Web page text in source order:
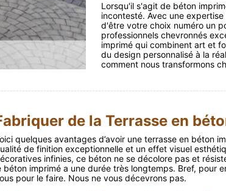
Lorsqu'il s'agit de béton
incontesté. Avec une
d'être votre choix numéro un
professionnels chevronnés
imprimé qui combinent art et
du design personnalisé à la
comment nous transformons
de la Terrasse en
quelques avantages d’avoir une terrasse en béton
de finition exceptionnelle et un effet visuel
infinies, ce béton ne se décolore pas et
béton imprimé a une durée très longtemps. Bref, pour
pour le faire. Nous ne vous décevrons pas.